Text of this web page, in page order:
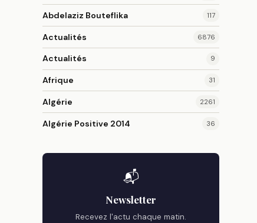
Abdelaziz Bouteflika 117
Actualités 6876
Actualités 9
Afrique 31
Algérie 2261
Algérie Positive 2014 36
📬
Newsletter
Recevez l'actu chaque matin.